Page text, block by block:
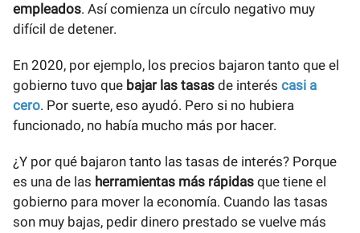
empleados. Así comienza un círculo negativo muy
difícil de detener.
En 2020, por ejemplo, los precios bajaron tanto que el
gobierno tuvo que bajar las tasas de interés casi a
cero. Por suerte, eso ayudó. Pero si no hubiera
funcionado, no había mucho más por hacer.
¿Y por qué bajaron tanto las tasas de interés? Porque
es una de las herramientas más rápidas que tiene el
gobierno para mover la economía. Cuando las tasas
son muy bajas, pedir dinero prestado se vuelve más